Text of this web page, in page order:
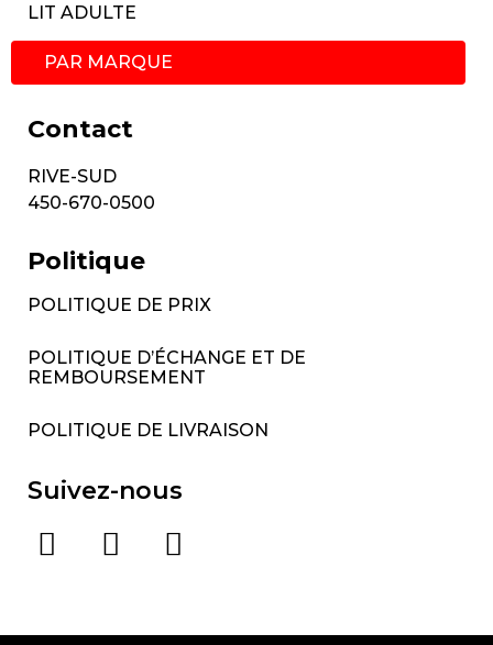
LIT ADULTE
PAR MARQUE
Contact
RIVE-SUD
450-670-0500
Politique
POLITIQUE DE PRIX
POLITIQUE D’ÉCHANGE ET DE
REMBOURSEMENT
POLITIQUE DE LIVRAISON
Suivez-nous